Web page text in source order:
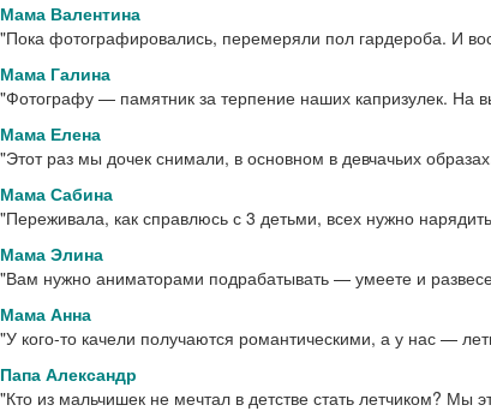
Мама Валентина
"Пока фотографировались, перемеряли пол гардероба. И
Мама Галина
"Фотографу — памятник за терпение наших капризулек. На
Мама Елена
"Этот раз мы дочек снимали, в основном в девчачьих
Мама Сабина
"Переживала, как справлюсь с 3 детьми, всех нужно
Мама Элина
"Вам нужно аниматорами подрабатывать — умеете и
Мама Анна
"У кого-то качели получаются романтическими, а у нас —
Папа Александр
"Кто из мальчишек не мечтал в детстве стать летчиком? Мы